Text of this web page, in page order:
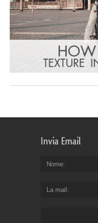
Invia Email
Nome
La mail